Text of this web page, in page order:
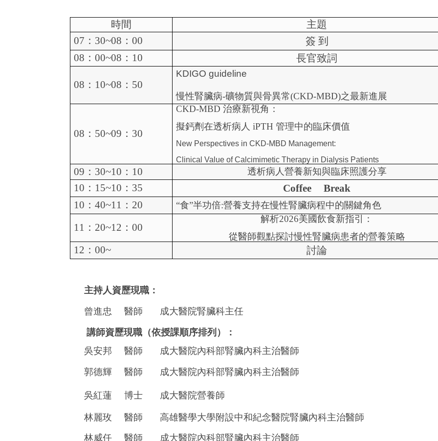
時間
主題
07 ： 30~08 ：00 簽 到
08 ：00~08 ： 10 長官致詞
08 ： 10~08 ： 50
KDIGO guideline
慢性腎臟病-礦物質與骨異常(CKD-MBD)之最新進展
08 ： 50~09 ： 30
CKD-MBD治療新視角：
擬鈣劑在透析病人 iPTH管理中的臨床價值
New Perspectives in CKD-MBD Management:
Clinical Value of Calcimimetic Therapy in Dialysis Patients
09 ： 30~10 ： 10 透析病人營養新知與臨床照護分享
10 ： 15~10 ： 35
Coffee Break
10 ：40~11 ： 20 “食”半功倍:營養支持在慢性腎臟病程中的關鍵角色
11 ： 20~12 ：00
解析2026美國飲食新指引：
從醫師觀點探討慢性腎臟病患者的營養策略
12 ：00~ 討論
主持人資歷現職：
曾進忠 醫師 成大醫院腎臟科主任
講師資歷現職（依授課順序排列）：
吳安邦
醫師 成大醫院內科部腎臟內科主治醫師
郭德輝 醫師 成大醫院內科部腎臟內科主治醫師
吳紅蓮 博士 成大醫院營養師
林麗玫 醫師
高雄醫學大學附設中和紀念醫院腎臟內科主治醫師
林威任
醫師 成大醫院內科部腎臟內科主治醫師